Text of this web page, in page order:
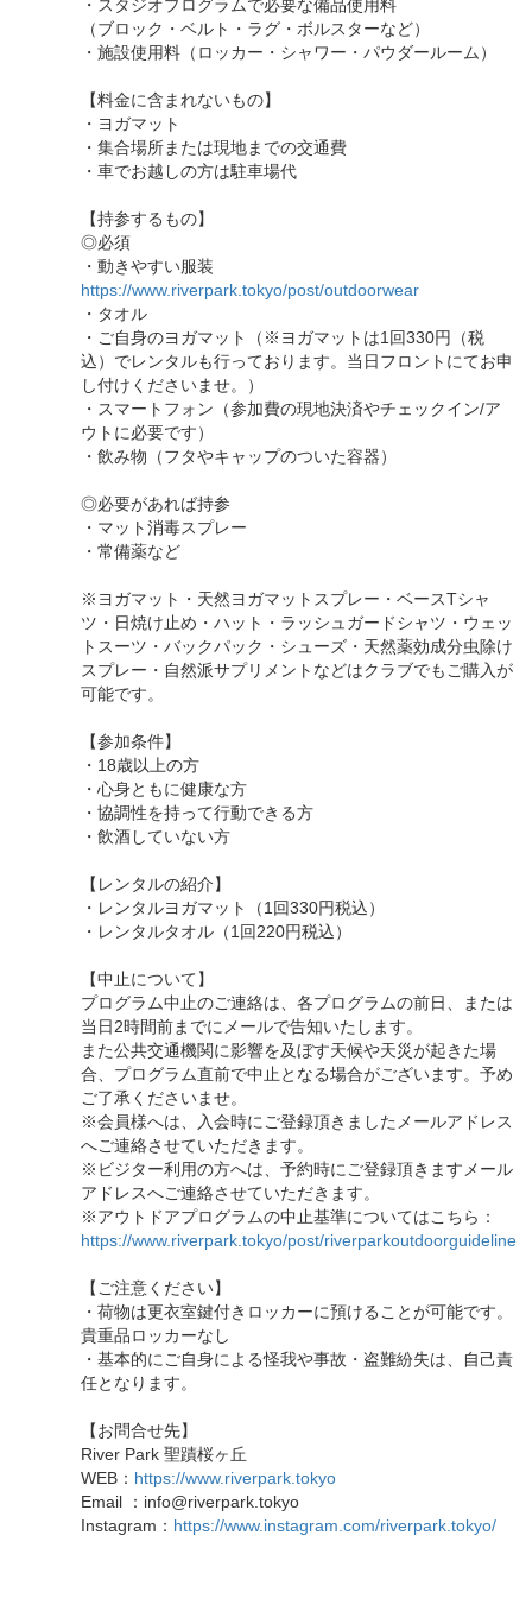
・スタジオプログラムで必要な備品使用料
（ブロック・ベルト・ラグ・ボルスターなど）
・施設使用料（ロッカー・シャワー・パウダールーム）
【料金に含まれないもの】
・ヨガマット
・集合場所または現地までの交通費
・車でお越しの方は駐車場代
【持参するもの】
◎必須
・動きやすい服装
https://www.riverpark.tokyo/post/outdoorwear
・タオル
・ご自身のヨガマット（※ヨガマットは1回330円（税
込）でレンタルも行っております。当日フロントにてお申
し付けくださいませ。）
・スマートフォン（参加費の現地決済やチェックイン/ア
ウトに必要です）
・飲み物（フタやキャップのついた容器）
◎必要があれば持参
・マット消毒スプレー
・常備薬など
※ヨガマット・天然ヨガマットスプレー・ベースTシャ
ツ・日焼け止め・ハット・ラッシュガードシャツ・ウェッ
トスーツ・バックパック・シューズ・天然薬効成分虫除け
スプレー・自然派サプリメントなどはクラブでもご購入が
可能です。
【参加条件】
・18歳以上の方
・心身ともに健康な方
・協調性を持って行動できる方
・飲酒していない方
【レンタルの紹介】
・レンタルヨガマット（1回330円税込）
・レンタルタオル（1回220円税込）
【中止について】
プログラム中止のご連絡は、各プログラムの前日、または
当日2時間前までにメールで告知いたします。
また公共交通機関に影響を及ぼす天候や天災が起きた場
合、プログラム直前で中止となる場合がございます。予め
ご了承くださいませ。
※会員様へは、入会時にご登録頂きましたメールアドレス
へご連絡させていただきます。
※ビジター利用の方へは、予約時にご登録頂きますメール
アドレスへご連絡させていただきます。
※アウトドアプログラムの中止基準についてはこちら：
https://www.riverpark.tokyo/post/riverparkoutdoorguideline
【ご注意ください】
・荷物は更衣室鍵付きロッカーに預けることが可能です。
貴重品ロッカーなし
・基本的にご自身による怪我や事故・盗難紛失は、自己責
任となります。
【お問合せ先】
River Park 聖蹟桜ヶ丘
WEB： https://www.riverpark.tokyo
Email ：info@riverpark.tokyo
Instagram： https://www.instagram.com/riverpark.tokyo/